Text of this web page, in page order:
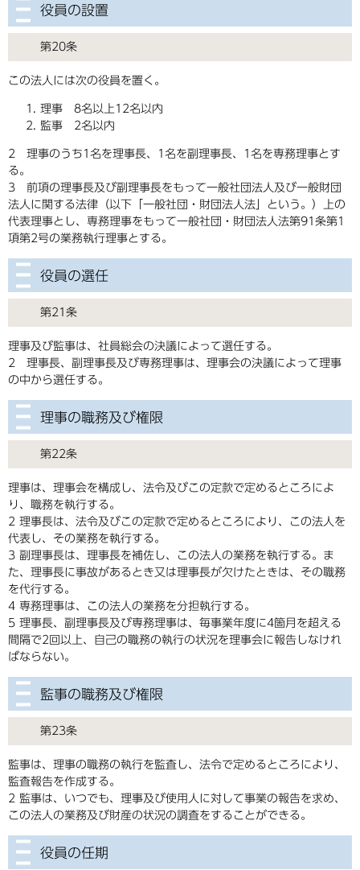
役員の設置
第20条
この法人には次の役員を置く。
理事 8名以上12名以内
監事 2名以内
2 理事のうち1名を理事長、1名を副理事長、1名を専務理事とす
る。
3 前項の理事長及び副理事長をもって一般社団法人及び一般財団
法人に関する法律（以下「一般社団・財団法人法」という。）上の
代表理事とし、専務理事をもって一般社団・財団法人法第91条第1
項第2号の業務執行理事とする。
役員の選任
第21条
理事及び監事は、社員総会の決議によって選任する。
2 理事長、副理事長及び専務理事は、理事会の決議によって理事
の中から選任する。
理事の職務及び権限
第22条
理事は、理事会を構成し、法令及びこの定款で定めるところによ
り、職務を執行する。
2 理事長は、法令及びこの定款で定めるところにより、この法人を
代表し、その業務を執行する。
3 副理事長は、理事長を補佐し、この法人の業務を執行する。ま
た、理事長に事故があるとき又は理事長が欠けたときは、その職務
を代行する。
4 専務理事は、この法人の業務を分担執行する。
5 理事長、副理事長及び専務理事は、毎事業年度に4箇月を超える
間隔で2回以上、自己の職務の執行の状況を理事会に報告しなけれ
ばならない。
監事の職務及び権限
第23条
監事は、理事の職務の執行を監査し、法令で定めるところにより、
監査報告を作成する。
2 監事は、いつでも、理事及び使用人に対して事業の報告を求め、
この法人の業務及び財産の状況の調査をすることができる。
役員の任期